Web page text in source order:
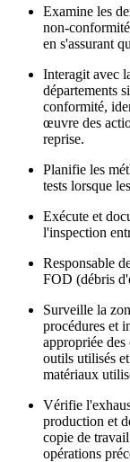
Examine les
non-
en s'assurant
Interagit avec
départements
conformité,
œuvre des
reprise.
Planifie les
tests lorsque
Exécute et
l'inspection
Responsable
FOD (débris
Surveille la
procédures et
appropriée
outils utilisés
matériaux
Vérifie
production et
copie de
opérations